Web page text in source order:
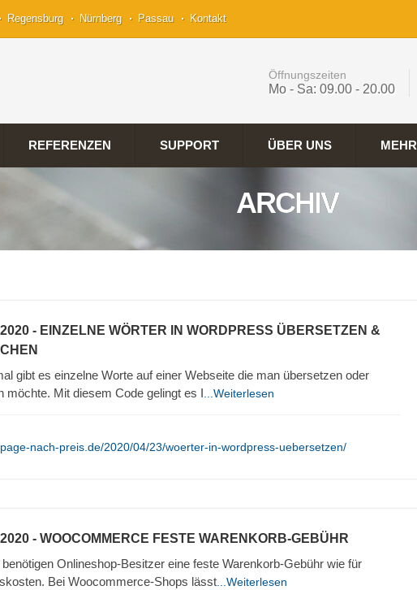
Regensburg Nürnberg Passau Kontakt
Öffnungszeiten
Mo - Sa: 09.00 - 20.00
REFERENZEN SUPPORT ÜBER UNS MEHR
ARCHIV
- EINZELNE WÖRTER IN WORDPRESS ÜBERSETZEN &
gibt es einzelne Worte auf einer Webseite die man übersetzen oder
möchte. Mit diesem Code gelingt es I ...Weiterlesen
nach-preis.de/2020/04/23/woerter-in-wordpress-uebersetzen/
- WOOCOMMERCE FESTE WARENKORB-GEBÜHR
Onlineshop-Besitzer eine feste Warenkorb-Gebühr wie für
Bei Woocommerce-Shops lässt ...Weiterlesen